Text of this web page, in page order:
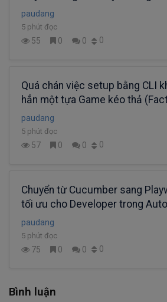
nghiệm làm Doc Đa Ngôn Ngữ
paudang
5 phút đọc
55 0 0 0
Quá chán việc setup bằng CLI
hẳn một tựa Game kéo thả
hình dự án Node.js!
paudang
5 phút đọc
57 0 0 0
Chuyển từ Cucumber sang
tối ưu cho Developer trong
paudang
5 phút đọc
75 0 0 0
Bình luận